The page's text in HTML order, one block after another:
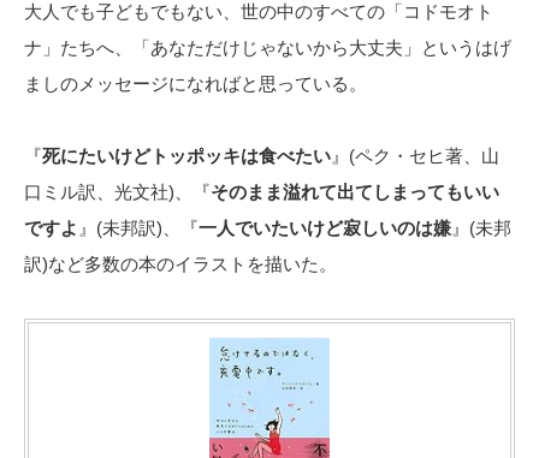
大人でも子どもでもない、世の中のすべての「コドモオト
ナ」たちへ、「あなただけじゃないから大丈夫」というはげ
ましのメッセージになればと思っている。
『死にたいけどトッポッキは食べたい 』(ペク・セヒ著、山
口ミル訳、光文社)、『そのまま溢れて出てしまってもいい
ですよ 』(未邦訳)、『一人でいたいけど寂しいのは嫌 』(未邦
訳)など多数の本のイラストを描いた。